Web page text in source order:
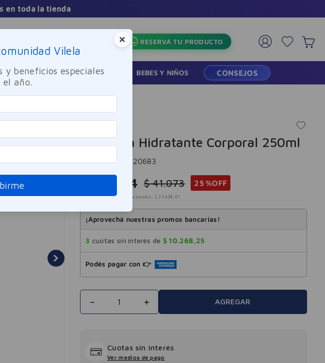
en toda la tienda
RESERVÁ TU PRODUCTO
BIENESTAR Y FARMACIA BEBES Y NIÑOS CONSEJOS
Aveno
Emulsión Hidratante Corporal 250ml
Referencia 9920683
804 $ 41.073 25 %OFF
Precio sin impuestos nacionales: $ 25.458 , 47
¡Aprovechá nuestras promos bancarias!
3 cuotas sin interés de $ 10.268, 25
Podés pagar con 👉
＋
－ AGREGAR
Cuotas sin interés
Ver medios de pago
×
Vilela
y beneficios especiales
año.